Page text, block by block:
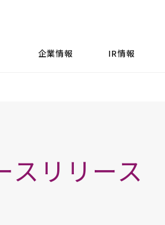
企業情報 IR情報
スリリース